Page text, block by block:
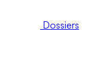
Dossiers